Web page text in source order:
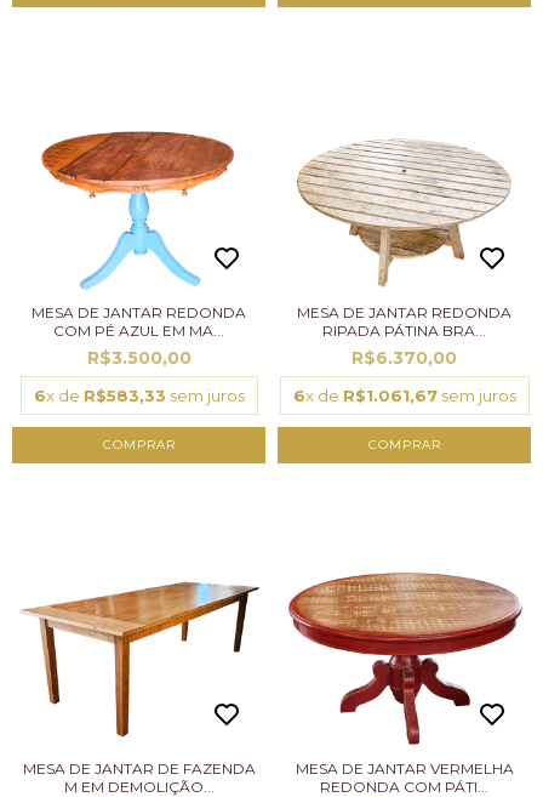
MESA DE JANTAR REDONDA
COM PÉ AZUL EM MA...
R$3.500,00
6x de R$583,33 sem juros
MESA DE JANTAR REDONDA
RIPADA PÁTINA BRA...
R$6.370,00
6x de R$1.061,67sem juros
MESA DE JANTAR DE FAZENDA
M EM DEMOLIÇÃO...
MESA DE JANTAR VERMELHA
REDONDA COM PÁTI...